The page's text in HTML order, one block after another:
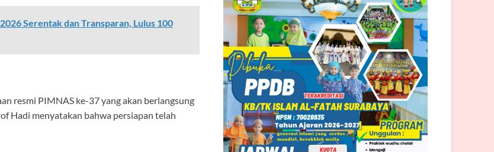
Serentak dan Transparan, Lulus 100
resmi PIMNAS ke-37 yang akan berlangsung
Hadi menyatakan bahwa persiapan telah